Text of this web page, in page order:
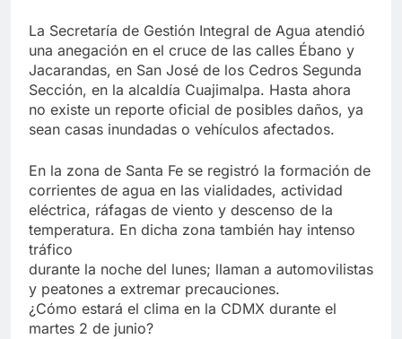
La Secretaría de Gestión Integral de Agua atendió
una anegación en el cruce de las calles Ébano y
Jacarandas, en San José de los Cedros Segunda
Sección, en la alcaldía Cuajimalpa. Hasta ahora
no existe un reporte oficial de posibles daños, ya
sean casas inundadas o vehículos afectados.
En la zona de Santa Fe se registró la formación de
corrientes de agua en las vialidades, actividad
eléctrica, ráfagas de viento y descenso de la
temperatura. En dicha zona también hay intenso
tráfico
durante la noche del lunes; llaman a automovilistas
y peatones a extremar precauciones.
¿Cómo estará el clima en la CDMX durante el
martes 2 de junio?